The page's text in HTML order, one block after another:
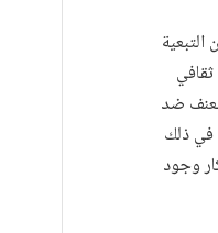
ضد
في ذلك
وجود